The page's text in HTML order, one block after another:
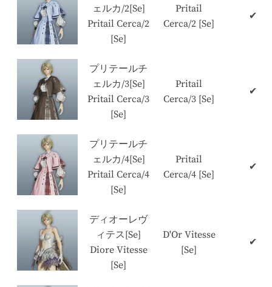
ェルカ/2[Se]
Pritail Cerca/2
[Se]
Pritail
Cerca/2 [Se]
✔
プリテールチ
ェルカ/3[Se]
Pritail Cerca/3
[Se]
Pritail
Cerca/3 [Se]
✔
プリテールチ
ェルカ/4[Se]
Pritail Cerca/4
[Se]
Pritail
Cerca/4 [Se]
✔
ディオーレヴ
ィテス[Se]
Diore Vitesse
[Se]
D'Or Vitesse
[Se]
✔